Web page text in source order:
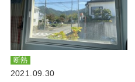
断熱
2021.09.30